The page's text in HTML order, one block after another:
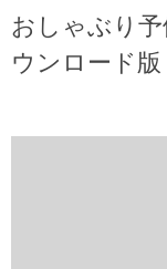
おしゃぶり
ウンロード版